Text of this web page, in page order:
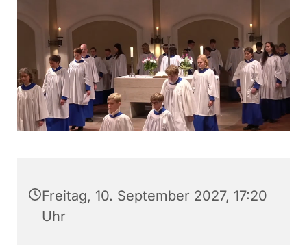
Freitag, 10. September 2027, 17:20
Uhr